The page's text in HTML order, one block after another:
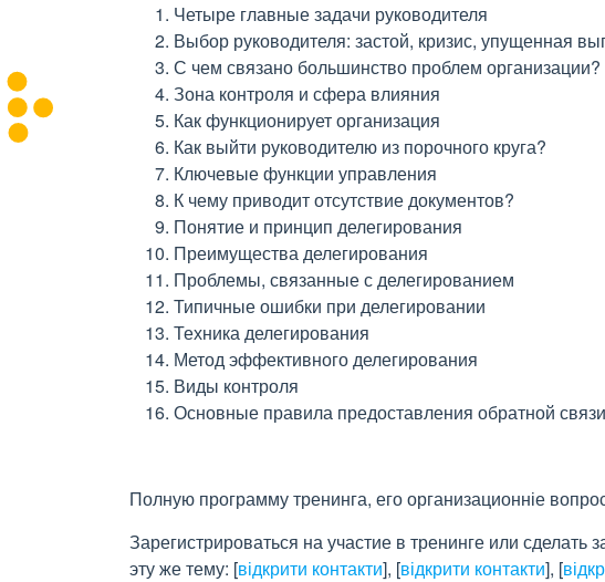
Четыре главные задачи руководителя
Выбор руководителя: застой, кризис, упущенная
С чем связано большинство проблем организации?
Зона контроля и сфера влияния
Как функционирует организация
Как выйти руководителю из порочного круга?
Ключевые функции управления
К чему приводит отсутствие документов?
Понятие и принцип делегирования
Преимущества делегирования
Проблемы, связанные с делегированием
Типичные ошибки при делегировании
Техника делегирования
Метод эффективного делегирования
Виды контроля
Основные правила предоставления обратной
Полную программу тренинга, его организационніе
Зарегистрироваться на участие в тренинге или сделать
эту же тему: [відкрити контакти], [відкрити контакти], [